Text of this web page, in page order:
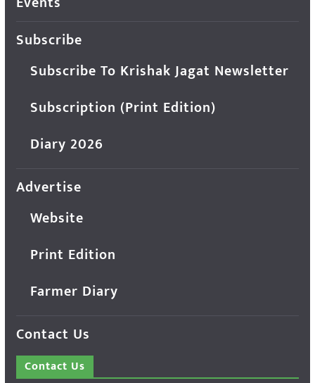
Subscribe
Subscribe To Krishak Jagat Newsletter
Subscription (Print Edition)
Diary 2026
Advertise
Website
Print Edition
Farmer Diary
Contact Us
Contact Us